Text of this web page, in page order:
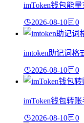
imToken钱包能
2026-08-10 0
imtoken助记词格
2026-08-10 0
imToken钱包转
2026-08-10 0